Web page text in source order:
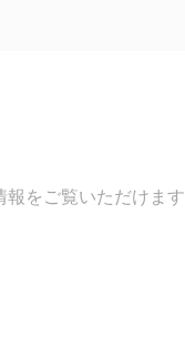
をご覧いただけます